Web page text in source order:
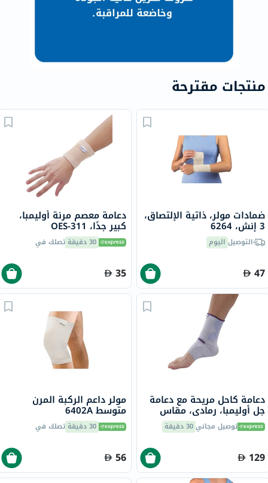
منتجات مقترحة
ضمادات مولر، ذاتية الإلتصاق،
3 إنش، 6264
التوصيل اليوم
47
دعامة معصم مرنة أوليمبا،
كبير جدًا، OES-311
30 دقيقة تصلك في
35
دعامة كاحل مريحة مع دعامة
جل أوليمبا، رمادي، مقاس
صغير، OFS-911توصيل مجاني30 دقيقة
129
مولر داعم الركبة المرن
متوسط ​​6402A
30 دقيقة تصلك في
56